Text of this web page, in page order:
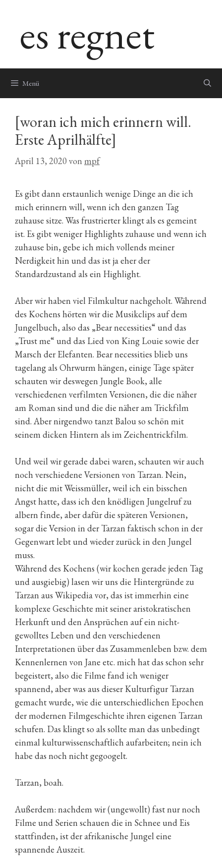
springenes regnet
Menü
[woran ich mich erinnern will.
Erste Aprilhälfte]
April 13, 2020 von mpf
Es gibt dann erstaunlich wenige Dinge an die ich
mich erinnern will, wenn ich den ganzen Tag
zuhause sitze. Was frustrierter klingt als es gemeint
ist. Es gibt weniger Highlights zuhause und wenn ich
zuhause bin, gebe ich mich vollends meiner
Nerdigkeit hin und das ist ja eher der
Standardzustand als ein Highlight.
Aber wir haben viel Filmkultur nachgeholt. Während
des Kochens hörten wir die Musikclips auf dem
Jungelbuch, also das „Bear necessities“ und das
„Trust me“ und das Lied von King Louie sowie der
Marsch der Elefanten. Bear necessities blieb uns
tagelang als Ohrwurm hängen, einige Tage später
schauten wir deswegen Jungle Book, alle
verschiedenen verfilmten Versionen, die die näher
am Roman sind und die die näher am Trickfilm
sind. Aber nirgendwo tanzt Balou so schön mit
seinem dicken Hintern als im Zeichentrickfilm.
Und weil wir gerade dabei waren, schauten wir auch
noch verschiedene Versionen von Tarzan. Nein,
nicht die mit Weissmüller, weil ich ein bisschen
Angst hatte, dass ich den knödligen Jungelruf zu
albern finde, aber dafür die späteren Versionen,
sogar die Version in der Tarzan faktisch schon in der
Gegenwart lebt und wieder zurück in den Jungel
muss.
Während des Kochens (wir kochen gerade jeden Tag
und ausgiebig) lasen wir uns die Hintergründe zu
Tarzan aus Wikipedia vor, das ist immerhin eine
komplexe Geschichte mit seiner aristokratischen
Herkunft und den Ansprüchen auf ein nicht-
gewolltes Leben und den verschiedenen
Interpretationen über das Zusammenleben bzw. dem
Kennenlernen von Jane etc. mich hat das schon sehr
begeistert, also die Filme fand ich weniger
spannend, aber was aus dieser Kulturfigur Tarzan
gemacht wurde, wie die unterschiedlichen Epochen
der modernen Filmgeschichte ihren eigenen Tarzan
schufen. Das klingt so als sollte man das unbedingt
einmal kulturwissenschaftlich aufarbeiten; nein ich
habe das noch nicht gegoogelt.
Tarzan, boah.
Außerdem: nachdem wir (ungewollt) fast nur noch
Filme und Serien schauen die in Schnee und Eis
stattfinden, ist der afrikanische Jungel eine
spannende Auszeit.